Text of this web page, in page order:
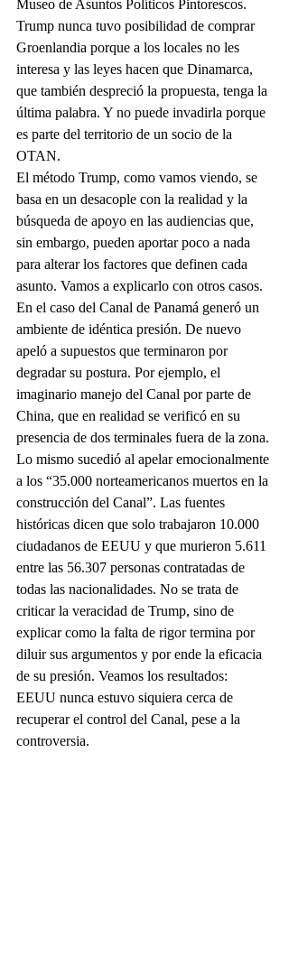
Museo de Asuntos Políticos Pintorescos.
Trump nunca tuvo posibilidad de comprar
Groenlandia porque a los locales no les
interesa y las leyes hacen que Dinamarca,
que también despreció la propuesta, tenga la
última palabra. Y no puede invadirla porque
es parte del territorio de un socio de la
OTAN.
El método Trump, como vamos viendo, se
basa en un desacople con la realidad y la
búsqueda de apoyo en las audiencias que,
sin embargo, pueden aportar poco a nada
para alterar los factores que definen cada
asunto. Vamos a explicarlo con otros casos.
En el caso del Canal de Panamá generó un
ambiente de idéntica presión. De nuevo
apeló a supuestos que terminaron por
degradar su postura. Por ejemplo, el
imaginario manejo del Canal por parte de
China, que en realidad se verificó en su
presencia de dos terminales fuera de la zona.
Lo mismo sucedió al apelar emocionalmente
a los “35.000 norteamericanos muertos en la
construcción del Canal”. Las fuentes
históricas dicen que solo trabajaron 10.000
ciudadanos de EEUU y que murieron 5.611
entre las 56.307 personas contratadas de
todas las nacionalidades. No se trata de
criticar la veracidad de Trump, sino de
explicar como la falta de rigor termina por
diluir sus argumentos y por ende la eficacia
de su presión. Veamos los resultados:
EEUU nunca estuvo siquiera cerca de
recuperar el control del Canal, pese a la
controversia.